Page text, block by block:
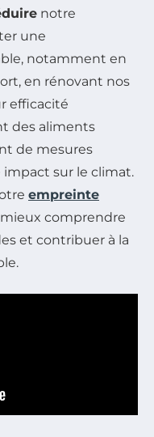
notre
une
notamment en
en rénovant nos
efficacité
des aliments
de mesures
sur le climat.
empreinte
comprendre
et contribuer à la